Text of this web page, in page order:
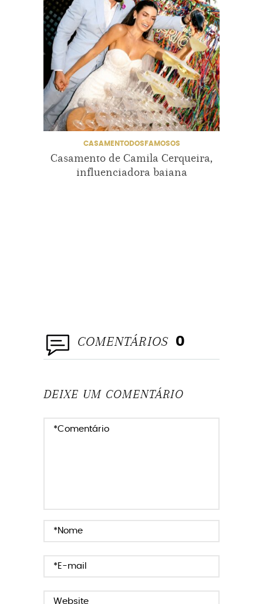
MARCELLA MINELLI E MARCELO BEZERRA
MARCELO BEZERRA PUGLIESI
RENNER SOUZA THIAGO FORTES
TXAI RESORTS
CASAMENTODOSFAMOSOS
Casamento de Camila Cerqueira,
influenciadora baiana
COMENTÁRIOS 0
DEIXE UM COMENTÁRIO